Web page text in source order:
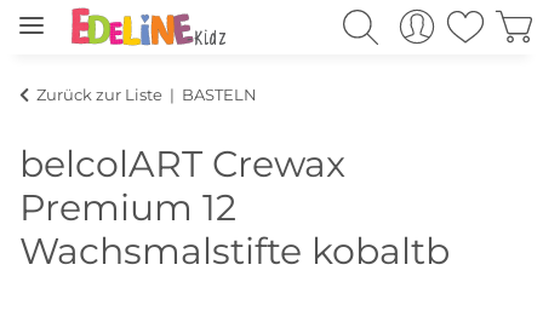
Zurück zur Liste BASTELN
belcolART Crewax
Premium 12
Wachsmalstifte kobaltb